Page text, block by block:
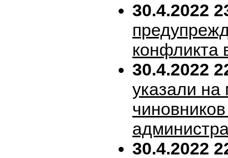
30.4.2022
конфликта
30.4.2022
указали на
30.4.2022